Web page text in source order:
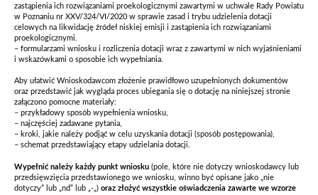
zastąpienia ich rozwiązaniami proekologicznymi zawartymi w uchwale Rady Powiatu
w Poznaniu nr XXV/324/VI/2020 w sprawie zasad i trybu udzielenia dotacji
celowych na likwidację źródeł niskiej emisji i zastąpienia ich rozwiązaniami
proekologicznymi.
– formularzami wniosku i rozliczenia dotacji wraz z zawartymi w nich wyjaśnieniami
i wskazówkami o sposobie ich wypełniania.
Aby ułatwić Wnioskodawcom złożenie prawidłowo uzupełnionych dokumentów
oraz przedstawić jak wygląda proces ubiegania się o dotację na niniejszej stronie
załączono pomocne materiały:
– przykładowy sposób wypełnienia wniosku,
– najczęściej zadawane pytania,
– kroki, jakie należy podjąć w celu uzyskania dotacji (sposób postępowania),
– schemat przedstawiający etapy udzielania dotacji.
Wypełnić należy każdy punkt wniosku (pole, które nie dotyczy wnioskodawcy lub
przedsięwzięcia przedstawionego we wniosku, winno być opisane jako „nie
dotyczy” lub „nd” lub „-„) oraz złożyć wszystkie oświadczenia zawarte we wzorze